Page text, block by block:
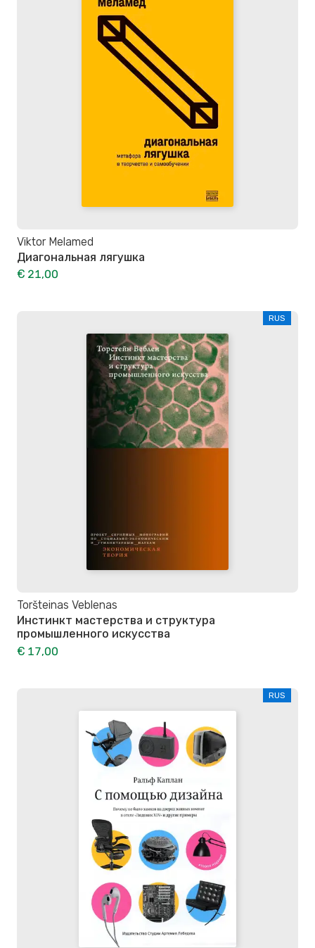
Viktor Melamed
Диагональная лягушка
€ 21,00
RUS
Toršteinas Veblenas
Инстинкт мастерства и структура
промышленного искусства
€ 17,00
RUS